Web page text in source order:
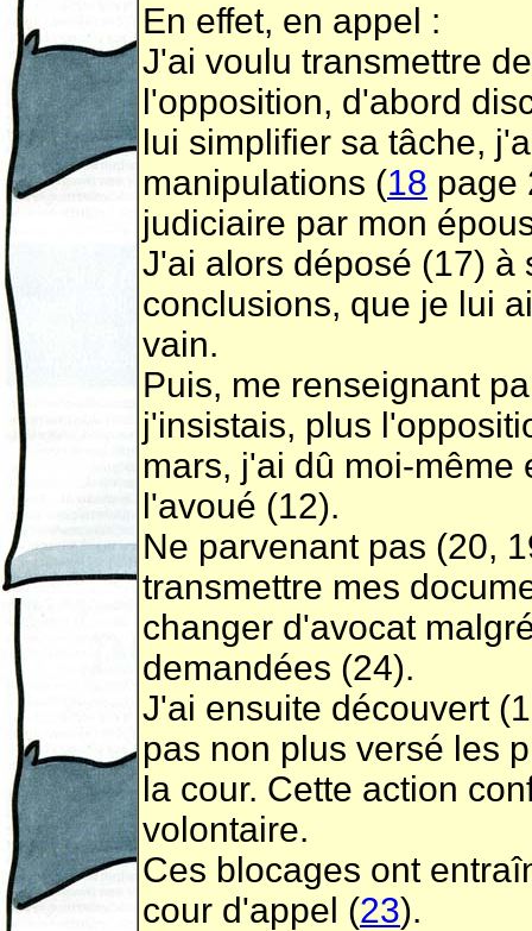
En effet, en appel :
J'ai voulu transmettre
l'opposition, d'abord
lui simplifier sa tâche,
manipulations (18 page
judiciaire par mon
J'ai alors déposé (17) à
conclusions, que je lui
vain.
Puis, me renseignant
j'insistais, plus
mars, j'ai dû moi-même
l'avoué (12).
Ne parvenant pas (20,
transmettre mes
changer d'avocat
demandées (24).
J'ai ensuite découvert
pas non plus versé les
la cour. Cette action
volontaire.
Ces blocages ont
cour d'appel (23).